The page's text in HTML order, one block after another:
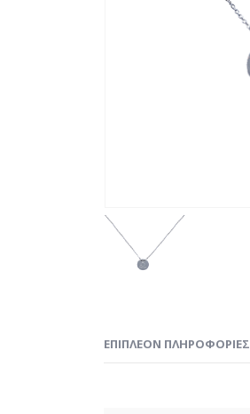
ΕΠΙΠΛΈΟΝ ΠΛΗΡΟΦΟΡΊΕΣ